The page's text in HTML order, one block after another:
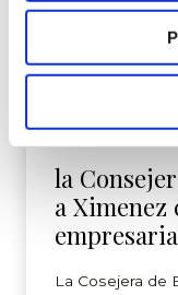
la
a Ximenez
La Cosejera de